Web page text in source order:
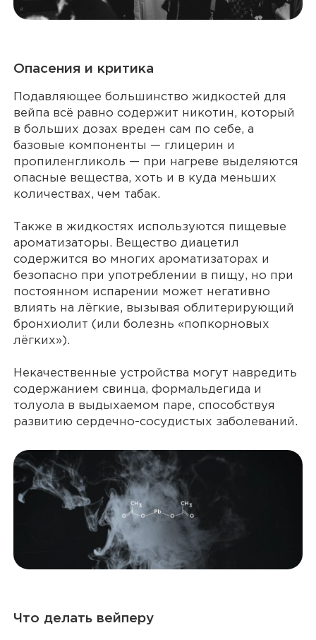
Опасения и критика
Подавляющее большинство жидкостей для
вейпа всё равно содержит никотин, который
в больших дозах вреден сам по себе, а
базовые компоненты — глицерин и
пропиленгликоль — при нагреве выделяются
опасные вещества, хоть и в куда меньших
количествах, чем табак.
Также в жидкостях используются пищевые
ароматизаторы. Вещество диацетил
содержится во многих ароматизаторах и
безопасно при употреблении в пищу, но при
постоянном испарении может негативно
влиять на лёгкие, вызывая облитерирующий
бронхиолит (или болезнь «попкорновых
лёгких»).
Некачественные устройства могут навредить
содержанием свинца, формальдегида и
толуола в выдыхаемом паре, способствуя
развитию сердечно-сосудистых заболеваний.
Что делать вейперу